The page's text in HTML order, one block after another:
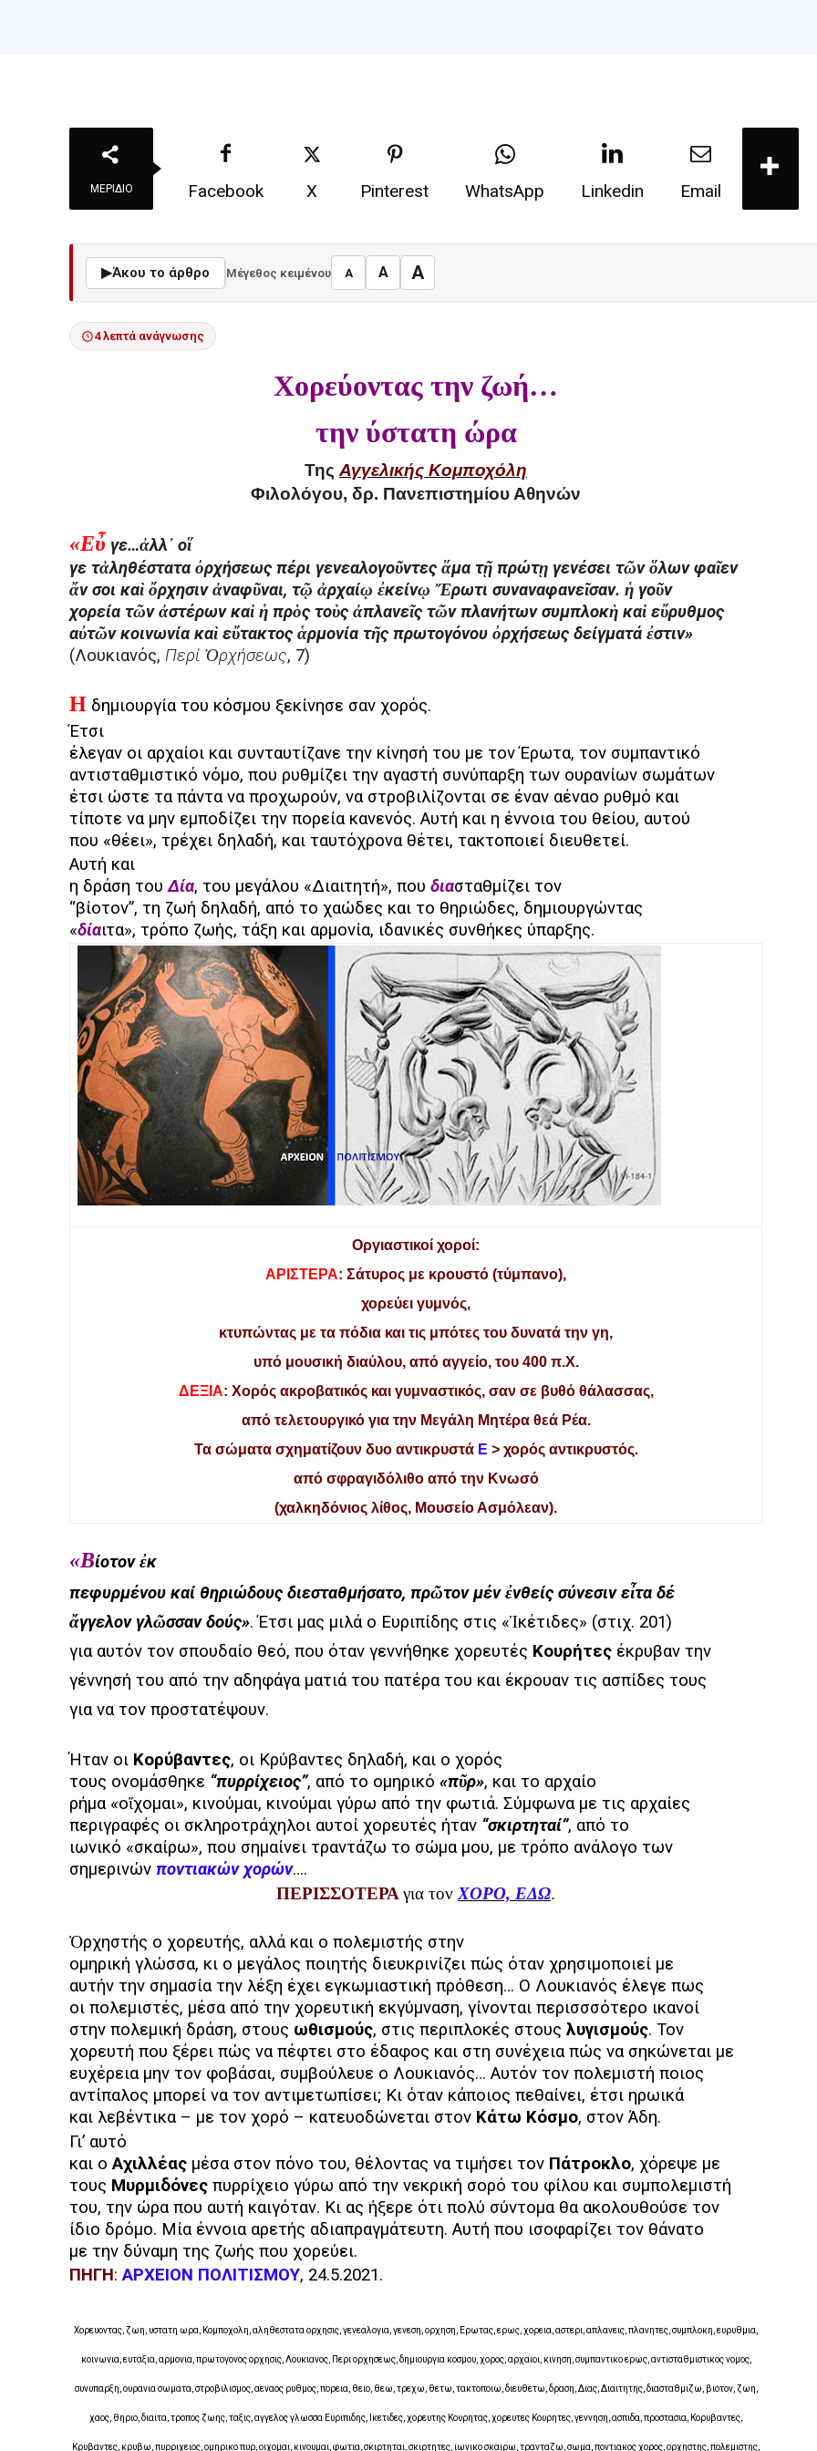
ΜΕΡΊΔΙΟ Facebook X Pinterest WhatsApp Linkedin Email
▶Άκου το άρθρο Μέγεθος κειμένου A A A
4 λεπτά ανάγνωσης
Χορεύοντας την ζωή…
την ύστατη ώρα
Της Αγγελικής Κομποχόλη
Φιλολόγου, δρ. Πανεπιστημίου Αθηνών
«Εὖ γε…ἀλλ᾽ οἵ
γε τἀληθέστατα ὀρχήσεως πέρι γενεαλογοῦντες ἅμα τῇ πρώτῃ γενέσει τῶν ὅλων φαῖεν
ἄν σοι καὶ ὄρχησιν ἀναφῦναι, τῷ ἀρχαίῳ ἐκείνῳ Ἔρωτι συναναφανεῖσαν. ἡ γοῦν
χορεία τῶν ἀστέρων καὶ ἡ πρὸς τοὺς ἀπλανεῖς τῶν πλανήτων συμπλοκὴ καὶ εὔρυθμος
αὐτῶν κοινωνία καὶ εὔτακτος ἁρμονία τῆς πρωτογόνου ὀρχήσεως δείγματά ἐστιν»
(Λουκιανός, Περί Ὀρχήσεως, 7)
Η δημιουργία του κόσμου ξεκίνησε σαν χορός.
Έτσι
έλεγαν οι αρχαίοι και συνταυτίζανε την κίνησή του με τον Έρωτα, τον συμπαντικό
αντισταθμιστικό νόμο, που ρυθμίζει την αγαστή συνύπαρξη των ουρανίων σωμάτων
έτσι ώστε τα πάντα να προχωρούν, να στροβιλίζονται σε έναν αέναο ρυθμό και
τίποτε να μην εμποδίζει την πορεία κανενός. Αυτή και η έννοια του θείου, αυτού
που «θέει», τρέχει δηλαδή, και ταυτόχρονα θέτει, τακτοποιεί διευθετεί.
Αυτή και
η δράση τουΔία, του μεγάλου «Διαιτητή», που διασταθμίζει τον
“βίοτον”, τη ζωή δηλαδή, από το χαώδες και το θηριώδες, δημιουργώντας
«δίαιτα», τρόπο ζωής, τάξη και αρμονία, ιδανικές συνθήκες ύπαρξης.
Οργιαστικοί χοροί:
ΑΡΙΣΤΕΡΑ: Σάτυρος με κρουστό (τύμπανο),
χορεύει γυμνός,
κτυπώντας με τα πόδια και τις μπότες του δυνατά την γη,
υπό μουσική διαύλου, από αγγείο, του 400 π.Χ.
ΔΕΞΙΑ: Χορός ακροβατικός και γυμναστικός, σαν σε βυθό θάλασσας,
από τελετουργικό για την Μεγάλη Μητέρα θεά Ρέα.
Τα σώματα σχηματίζουν δυο αντικρυστά Ε > χορός αντικρυστός.
από σφραγιδόλιθο από την Κνωσό
(χαλκηδόνιος λίθος, Μουσείο Ασμόλεαν).
«Βίοτον ἐκ
πεφυρμένου καί θηριώδους διεσταθμήσατο, πρῶτον μέν ἐνθείς σύνεσιν εἶτα δέ
ἄγγελον γλῶσσαν δούς». Έτσι μας μιλά ο Ευριπίδης στις «Ἱκέτιδες» (στιχ. 201)
για αυτόν τον σπουδαίο θεό, που όταν γεννήθηκε χορευτές Κουρήτες έκρυβαν την
γέννησή του από την αδηφάγα ματιά του πατέρα του και έκρουαν τις ασπίδες τους
για να τον προστατέψουν.
Ήταν οι Κορύβαντες, οι Κρύβαντες δηλαδή, και ο χορός
τους ονομάσθηκε “πυρρίχειος”, από το ομηρικό «πῦρ», και το αρχαίο
ρήμα «οἴχομαι», κινούμαι, κινούμαι γύρω από την φωτιά. Σύμφωνα με τις αρχαίες
περιγραφές οι σκληροτράχηλοι αυτοί χορευτές ήταν “σκιρτηταί”, από το
ιωνικό «σκαίρω», που σημαίνει τραντάζω το σώμα μου, με τρόπο ανάλογο των
σημερινών ποντιακών χορών….
ΠΕΡΙΣΣΟΤΕΡΑ για τον ΧΟΡΟ, ΕΔΩ.
Ὀρχηστής ο χορευτής, αλλά και ο πολεμιστής στην
ομηρική γλώσσα, κι ο μεγάλος ποιητής διευκρινίζει πώς όταν χρησιμοποιεί με
αυτήν την σημασία την λέξη έχει εγκωμιαστική πρόθεση… Ο Λουκιανός έλεγε πως
οι πολεμιστές, μέσα από την χορευτική εκγύμναση, γίνονται περισσσότερο ικανοί
στην πολεμική δράση, στους ωθισμούς, στις περιπλοκές στους λυγισμούς. Τον
χορευτή που ξέρει πώς να πέφτει στο έδαφος και στη συνέχεια πώς να σηκώνεται με
ευχέρεια μην τον φοβάσαι, συμβούλευε ο Λουκιανός… Αυτόν τον πολεμιστή ποιος
αντίπαλος μπορεί να τον αντιμετωπίσει; Κι όταν κάποιος πεθαίνει, έτσι ηρωικά
και λεβέντικα – με τον χορό – κατευοδώνεται στον Κάτω Κόσμο, στον Άδη.
Γι’ αυτό
και οΑχιλλέας μέσα στον πόνο του, θέλοντας να τιμήσει τον Πάτροκλο, χόρεψε με
τους Μυρμιδόνες πυρρίχειο γύρω από την νεκρική σορό του φίλου και συμπολεμιστή
του, την ώρα που αυτή καιγόταν. Κι ας ήξερε ότι πολύ σύντομα θα ακολουθούσε τον
ίδιο δρόμο. Μία έννοια αρετής αδιαπραγμάτευτη. Αυτή που ισοφαρίζει τον θάνατο
με την δύναμη της ζωής που χορεύει.
ΠΗΓΗ:ΑΡΧΕΙΟΝ ΠΟΛΙΤΙΣΜΟΥ, 24.5.2021.
Χορευοντας, ζωη, υστατη ωρα, Κομποχολη, αληθεστατα ορχησις, γενεαλογια, γενεση, ορχηση, Ερωτας, ερως, χορεια, αστερι, απλανεις, πλανητες, συμπλοκη, ευρυθμια,
κοινωνια, ευταξια, αρμονια, πρωτογονος ορχησις, Λουκιανος, Περι ορχησεως, δημιουργια κοσμου, χορος, αρχαιοι, κινηση, συμπαντικο ερως, αντισταθμιστικος νομος,
συνυπαρξη, ουρανια σωματα, στροβιλισμος, αεναος ρυθμος, πορεια, θειο, θεω, τρεχω, θετω, τακτοποιω, διευθετω, δραση, Διας, Διαιτητης, διασταθμιζω, βιοτον, ζωη,
χαος, θηριο, διαιτα, τροπος ζωης, ταξις, αγγελος γλωσσα Ευριπιδης, Ικετιδες, χορευτης Κουρητας, χορευτες Κουρητες, γεννηση, ασπιδα, προστασια, Κορυβαντες,
Κρυβαντες, κρυβω, πυρριχειος, ομηρικο πυρ, οιχομαι, κινουμαι, φωτια, σκιρτηται, σκιρτητες, ιωνικο σκαιρω, τρανταζω, σωμα, ποντιακος χορος, ορχηστης, πολεμιστης,